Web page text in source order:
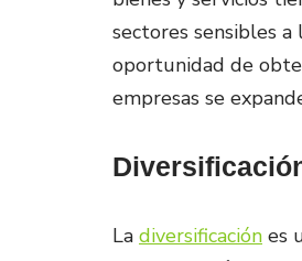
sectores sensibles
oportunidad de
empresas se
La diversificación es